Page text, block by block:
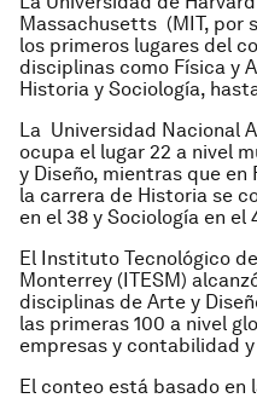
Massachusetts (MIT, por
los primeros lugares del
disciplinas como Física y
Historia y Sociología,
La Universidad Nacional
ocupa el lugar 22 a nivel
y Diseño, mientras que en
la carrera de Historia se
en el 38 y Sociología en el
El Instituto Tecnológico
Monterrey (ITESM)
disciplinas de Arte y
las primeras 100 a nivel
empresas y contabilidad
El conteo está basado en